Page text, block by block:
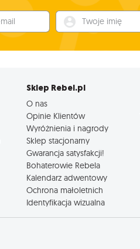
Twoje imię
Sklep Rebel.pl
O nas
Opinie Klientów
Wyróżnienia i nagrody
Sklep stacjonarny
Gwarancja satysfakcji!
Bohaterowie Rebela
Kalendarz adwentowy
Ochrona małoletnich
Identyfikacja wizualna